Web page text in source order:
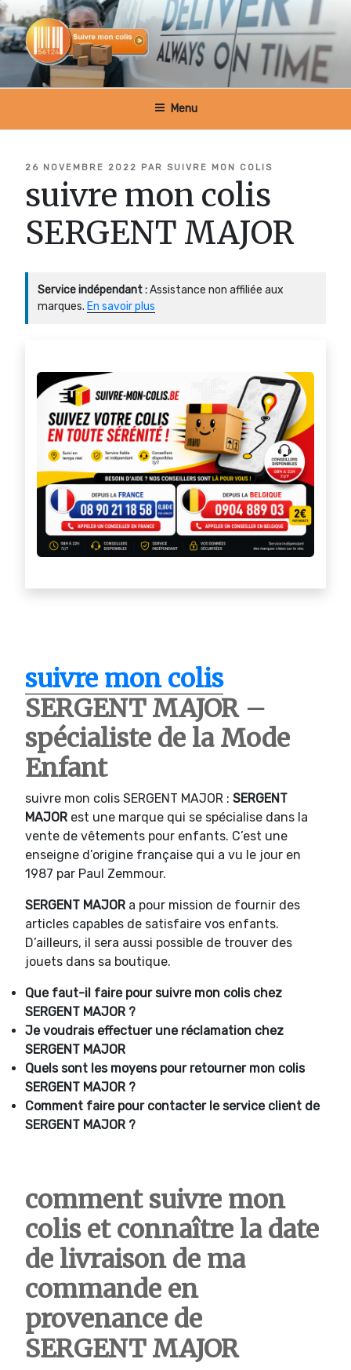
Aller
au
contenu
principal
SUIVRE MON COLIS BELGIQUE
Menu
PUBLIÉ
26 NOVEMBRE 2022 PAR SUIVRE MON COLIS
suivre mon colis
SERGENT MAJOR
Service indépendant :Assistance non affiliée aux
marques. En savoir plus
suivre mon colis
SERGENT MAJOR –
spécialiste de la Mode
Enfant
suivre mon colis SERGENT MAJOR : SERGENT
MAJOR est une marque qui se spécialise dans la
vente de vêtements pour enfants. C’est une
enseigne d’origine française qui a vu le jour en
1987 par Paul Zemmour.
SERGENT MAJOR a pour mission de fournir des
articles capables de satisfaire vos enfants.
D’ailleurs, il sera aussi possible de trouver des
jouets dans sa boutique.
Que faut-il faire pour suivre mon colis chez
SERGENT MAJOR ?
Je voudrais effectuer une réclamation chez
SERGENT MAJOR
Quels sont les moyens pour retourner mon colis
SERGENT MAJOR ?
Comment faire pour contacter le service client de
SERGENT MAJOR ?
comment suivre mon
colis et connaître la date
de livraison de ma
commande en
provenance de
SERGENT MAJOR